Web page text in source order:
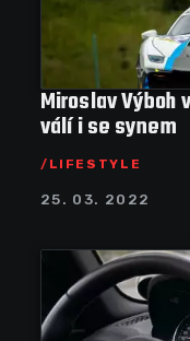
Miroslav Výboh
válí i se synem
LIFESTYLE
25. 03. 2022